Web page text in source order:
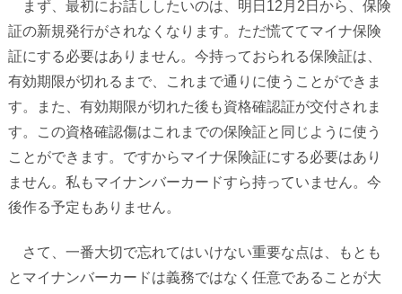
まず、最初にお話ししたいのは、明日 12 月 2 日から、保険
証の新規発行がされなくなります。ただ慌ててマイナ保険
証にする必要はありません。今持っておられる保険証は、
有効期限が切れるまで、これまで通りに使うことができま
す。また、有効期限が切れた後も資格確認証が交付されま
す。この資格確認傷はこれまでの保険証と同じように使う
ことができます。ですからマイナ保険証にする必要はあり
ません。私もマイナンバーカードすら持っていません。今
後作る予定もありません。
さて、一番大切で忘れてはいけない重要な点は、もとも
とマイナンバーカードは義務ではなく任意であることが大